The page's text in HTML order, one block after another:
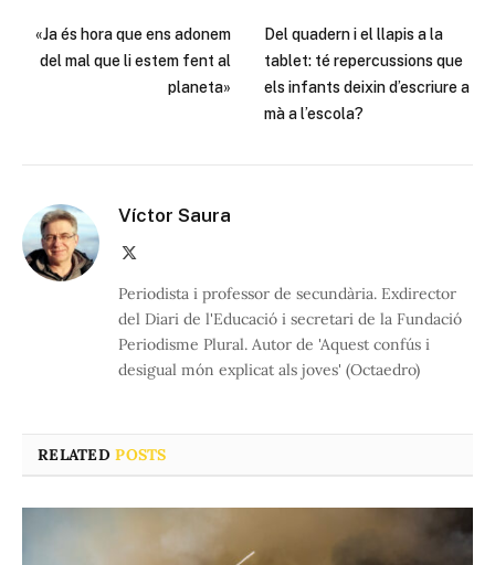
«Ja és hora que ens adonem
del mal que li estem fent al
planeta»
Del quadern i el llapis a la
tablet: té repercussions que
els infants deixin d’escriure a
mà a l’escola?
Víctor Saura
Periodista i professor de secundària. Exdirector
del Diari de l'Educació i secretari de la Fundació
Periodisme Plural. Autor de 'Aquest confús i
desigual món explicat als joves' (Octaedro)
RELATEDPOSTS